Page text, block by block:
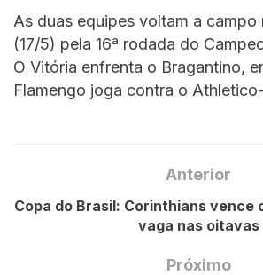
As duas equipes voltam a campo
(17/5) pela 16ª rodada do
O Vitória enfrenta o Bragantino,
Flamengo joga contra o
Anterior
Copa do Brasil: Corinthians vence
vaga nas oitavas
Próximo